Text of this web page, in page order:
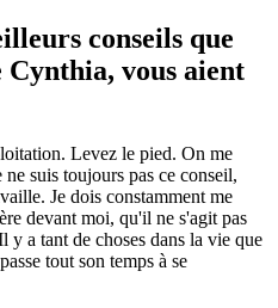
conseils que
Cynthia, vous aient
Levez le pied. On me
suis toujours pas ce conseil,
Je dois constamment me
devant moi, qu'il ne s'agit pas
a tant de choses dans la vie que
tout son temps à se